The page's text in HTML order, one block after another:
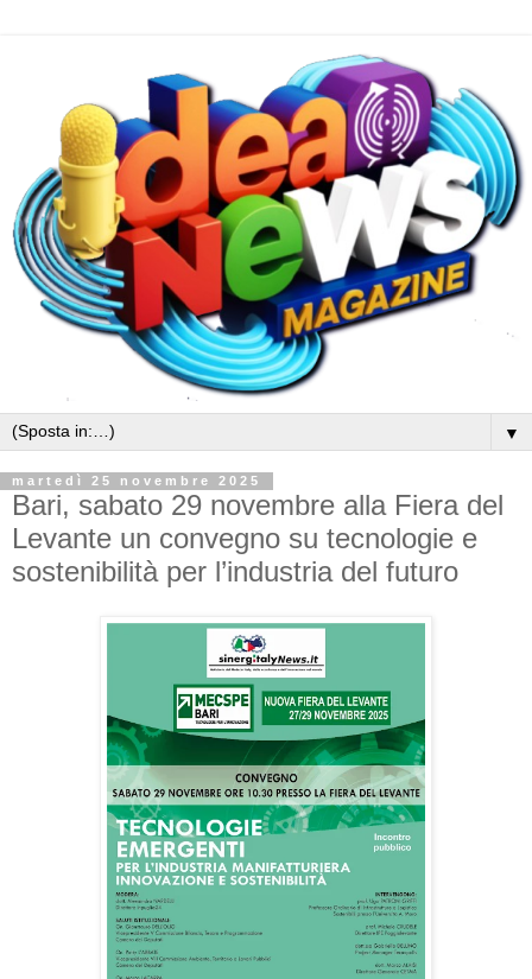
▼
martedì 25 novembre 2025
Bari, sabato 29 novembre alla Fiera del
Levante un convegno su tecnologie e
sostenibilità per l’industria del futuro